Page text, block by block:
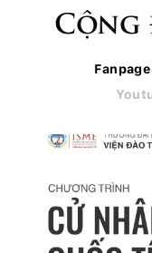
Cộng
Fanpage